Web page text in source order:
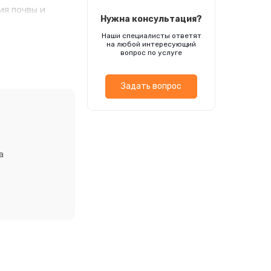
почвы и
Драже
всходы
Нужна консультация?
Наши специалисты ответят
на любой интересующий
вопрос по услуге
Задать вопрос